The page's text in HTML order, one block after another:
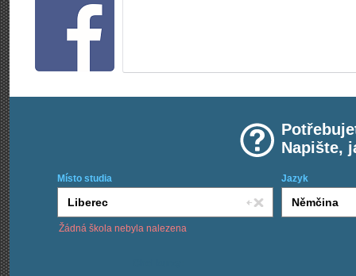
Napište,
Místo studia Jazyk
Žádná škola nebyla nalezena